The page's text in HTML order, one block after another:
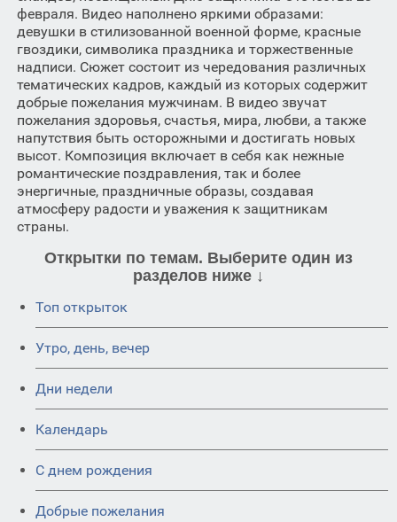
февраля. Видео наполнено яркими образами:
девушки в стилизованной военной форме, красные
гвоздики, символика праздника и торжественные
надписи. Сюжет состоит из чередования различных
тематических кадров, каждый из которых содержит
добрые пожелания мужчинам. В видео звучат
пожелания здоровья, счастья, мира, любви, а также
напутствия быть осторожными и достигать новых
высот. Композиция включает в себя как нежные
романтические поздравления, так и более
энергичные, праздничные образы, создавая
атмосферу радости и уважения к защитникам
страны.
Открытки по темам. Выберите один из
разделов ниже ↓
Топ открыток
Утро, день, вечер
Дни недели
Календарь
C днем рождения
Добрые пожелания